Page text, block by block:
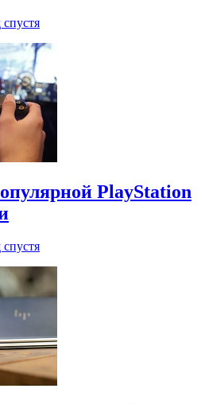
спустя
PlayStation
спустя